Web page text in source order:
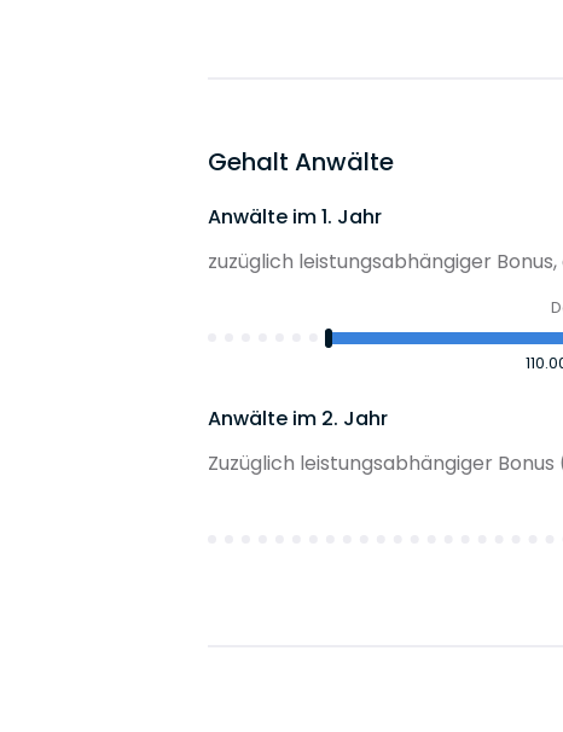
Gehalt Anwälte
Anwälte im 1. Jahr
zuzüglich leistungsabhängiger
Anwälte im 2. Jahr
Zuzüglich leistungsabhängiger